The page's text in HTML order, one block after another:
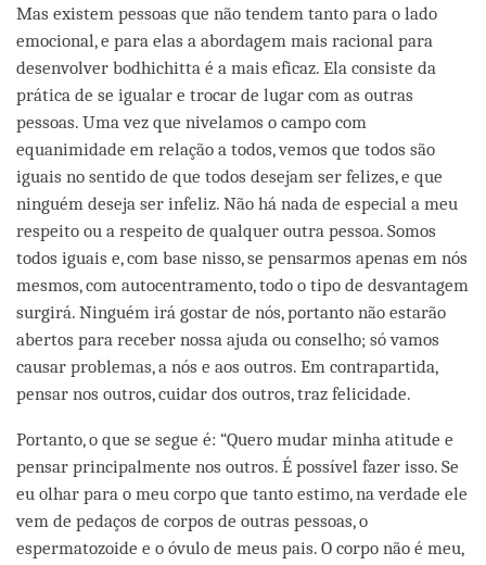
Mas existem pessoas que não tendem tanto para o lado
emocional, e para elas a abordagem mais racional para
desenvolver bodhichitta é a mais eficaz. Ela consiste da
prática de se igualar e trocar de lugar com as outras
pessoas. Uma vez que nivelamos o campo com
equanimidade em relação a todos, vemos que todos são
iguais no sentido de que todos desejam ser felizes, e que
ninguém deseja ser infeliz. Não há nada de especial a meu
respeito ou a respeito de qualquer outra pessoa. Somos
todos iguais e, com base nisso, se pensarmos apenas em nós
mesmos, com autocentramento, todo o tipo de desvantagem
surgirá. Ninguém irá gostar de nós, portanto não estarão
abertos para receber nossa ajuda ou conselho; só vamos
causar problemas, a nós e aos outros. Em contrapartida,
pensar nos outros, cuidar dos outros, traz felicidade.
Portanto, o que se segue é: “Quero mudar minha atitude e
pensar principalmente nos outros. É possível fazer isso. Se
eu olhar para o meu corpo que tanto estimo, na verdade ele
vem de pedaços de corpos de outras pessoas, o
espermatozoide e o óvulo de meus pais. O corpo não é meu,